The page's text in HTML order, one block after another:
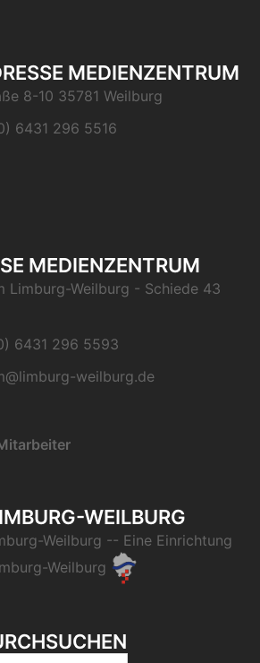
MEDIENZENTRUM
8-10 35781 Weilburg
6431 296 5516
MEDIENZENTRUM
Limburg-Weilburg - Schiede 43
6431 296 5593
weilburg.de
WEILBURG
Weilburg -- Eine Einrichtung
Weilburg